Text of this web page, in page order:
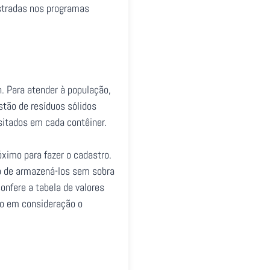
nos programas
Para atender à população,
de resíduos sólidos
em cada contêiner.
para fazer o cadastro.
armazená-los sem sobra
a tabela de valores
em consideração o